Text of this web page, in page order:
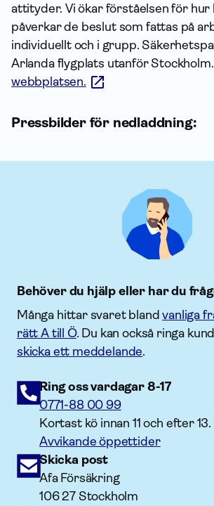
attityder. Vi ökar förståelsen för hur
påverkar de beslut som fattas på
individuellt och i grupp.
Arlanda flygplats utanför Stockholm.
webbplatsen.
Pressbilder för nedladdning:
Behöver du hjälp eller har du
Många hittar svaret blandvanliga
rätt A till Ö. Du kan också ringa
skicka ett meddelande.
Ring oss vardagar 8-17
0771-88 00 99
Kortast kö innan 11 och efter 13.
Avvikande öppettider
Skicka post
Afa Försäkring
106 27 Stockholm